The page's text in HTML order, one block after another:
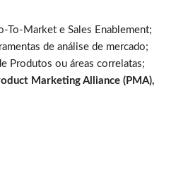
To-Market e Sales Enablement;
de análise de mercado;
Produtos ou áreas correlatas;
Marketing Alliance (PMA),